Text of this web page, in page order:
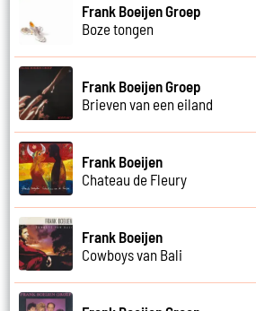
Frank Boeijen Groep
Boze tongen
Frank Boeijen Groep
Brieven van een eiland
Frank Boeijen
Chateau de Fleury
Frank Boeijen
Cowboys van Bali